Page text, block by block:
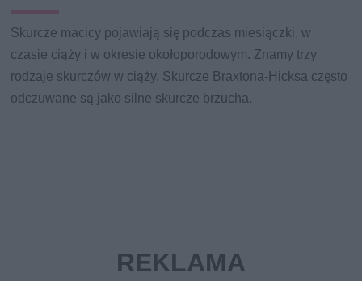
Skurcze macicy pojawiają się podczas miesiączki, w
czasie ciąży i w okresie okołoporodowym. Znamy trzy
rodzaje skurczów w ciąży. Skurcze Braxtona-Hicksa często
odczuwane są jako silne skurcze brzucha.